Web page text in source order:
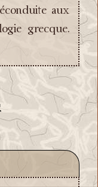
aux
grecque.